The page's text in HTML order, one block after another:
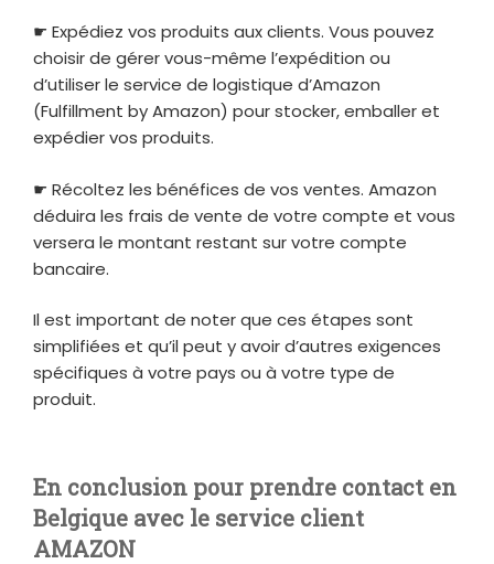
☛ Expédiez vos produits aux clients. Vous pouvez
choisir de gérer vous-même l’expédition ou
d’utiliser le service de logistique d’Amazon
(Fulfillment by Amazon) pour stocker, emballer et
expédier vos produits.
☛ Récoltez les bénéfices de vos ventes. Amazon
déduira les frais de vente de votre compte et vous
versera le montant restant sur votre compte
bancaire.
Il est important de noter que ces étapes sont
simplifiées et qu’il peut y avoir d’autres exigences
spécifiques à votre pays ou à votre type de
produit.
En conclusion pour prendre contact en
Belgique avec le service client
AMAZON